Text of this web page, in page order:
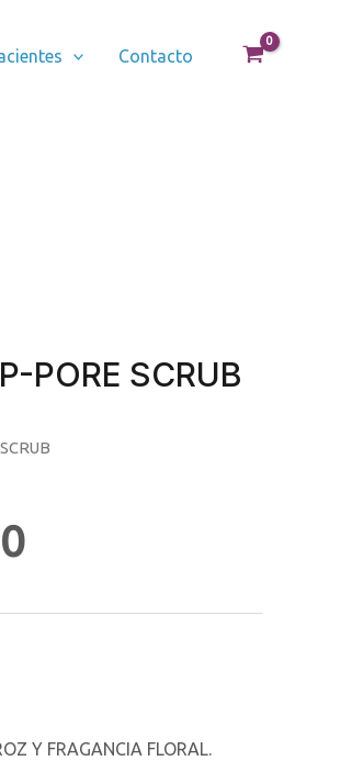
Contacto
PORE SCRUB
Y FRAGANCIA FLORAL.